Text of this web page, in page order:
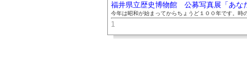
福井県立歴史博物館 公募写真展「あな
今年は昭和が始まってからちょうど１００年です。時
1